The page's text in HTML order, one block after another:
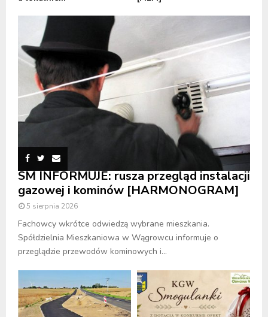
SM INFORMUJE: rusza przegląd instalacji
gazowej i kominów [HARMONOGRAM]
5 sierpnia 2026
Fachowcy wkrótce odwiedzą wybrane mieszkania.
Spółdzielnia Mieszkaniowa w Wągrowcu informuje o
przeglądzie przewodów kominowych i...